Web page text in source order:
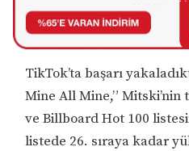
TikTok’ta başarı
Mine All Mine,” Mitski’nin
ve Billboard Hot 100
listede 26. sıraya kadar